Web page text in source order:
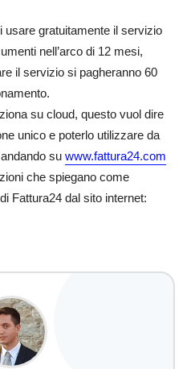
usare gratuitamente il servizio
nell’arco di 12 mesi,
il servizio si pagheranno 60
su cloud, questo vuol dire
unico e poterlo utilizzare da
su www.fattura24.com
che spiegano come
Fattura24 dal sito internet: